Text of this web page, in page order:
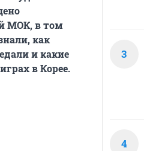
МОК, в том
как
и какие
в Корее.
3
4